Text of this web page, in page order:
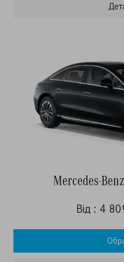
Mercedes-
Від : 4